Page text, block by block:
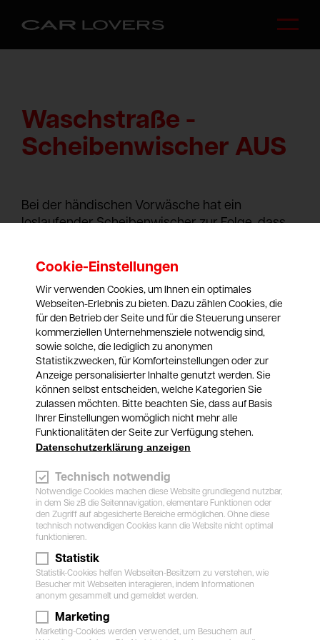
Waschstraße -
Scheibenwischer AUS
Bei der händischen Vorwäsche hat ein
loslaufender Scheibenwischer zur Folge, dass
abgelenkte Wasserstrahl der Vorwaschlanze
demMitarbeiter eine unfreiwillige und
durchaus unangenehme sowie auch
ungesunde Gesichtsdusche inkl.
Vorwaschchemie beschert . Ein in der
Waschstraße (los)laufenderScheibenwischer
birgt die sehr große Gefahr,dass eine der
Waschwalzen bzw. Textilien diesen erfasst
und beschädigt bzw. abbrichtund im
schlimmsten Fall auch noch das Fahrzeug
beschädigt.
Linz-Pasching
Cookie-Einstellungen
Wir verwenden Cookies, um Ihnen ein optimales
Webseiten-Erlebnis zu bieten. Dazu zählen Cookies, die
für den Betrieb der Seite und für die Steuerung unserer
kommerziellen Unternehmensziele notwendig sind,
sowie solche, die lediglich zu anonymen
Statistikzwecken, für Komforteinstellungen oder zur
Anzeige personalisierter Inhalte genutzt werden. Sie
können selbst entscheiden, welche Kategorien Sie
zulassen möchten. Bitte beachten Sie, dass auf Basis
Ihrer Einstellungen womöglich nicht mehr alle
Funktionalitäten der Seite zur Verfügung stehen.
Datenschutzerklärung anzeigen
Technisch notwendig
Notwendige Cookies machen diese Website grundlegend nutzbar,
in dem Sie zB die Seitennavigation, elementare Funktionen oder
den Zugriff auf abgesicherte Bereiche ermöglichen. Ohne diese
technisch notwendigen Cookies kann die Website nicht optimal
funktionieren.
Statistik
Statistik-Cookies helfen Webseiten-Besitzern zu verstehen, wie
Besucher mit Webseiten interagieren, indem Informationen
anonym gesammelt und gemeldet werden.
Marketing
Marketing-Cookies werden verwendet, um Besuchern auf